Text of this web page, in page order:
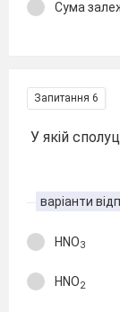
Сума
Запитання 6
У якій
варіанти
HNO3
HNO2